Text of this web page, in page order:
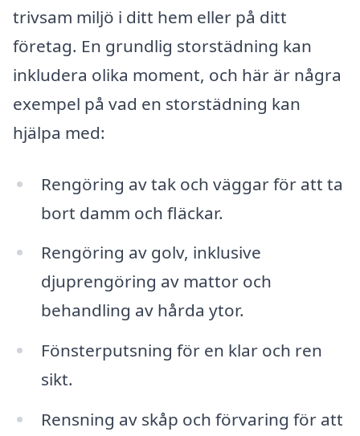
trivsam miljö i ditt hem eller på ditt
företag. En grundlig storstädning kan
inkludera olika moment, och här är några
exempel på vad en storstädning kan
hjälpa med:
Rengöring av tak och väggar för att ta
bort damm och fläckar.
Rengöring av golv, inklusive
djuprengöring av mattor och
behandling av hårda ytor.
Fönsterputsning för en klar och ren
sikt.
Rensning av skåp och förvaring för att